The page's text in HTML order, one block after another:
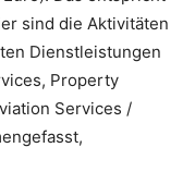
sind die Aktivitäten
Dienstleistungen
Property
Services /